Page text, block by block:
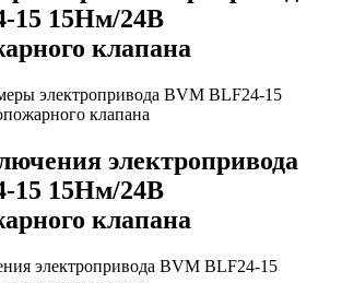
15 15Нм/24В
клапана
электропривода
15 15Нм/24В
клапана